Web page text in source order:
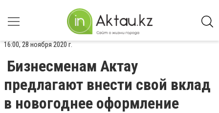
16:00, 28 ноября 2020 г.
Бизнесменам Актау
предлагают внести свой вклад
в новогоднее оформление